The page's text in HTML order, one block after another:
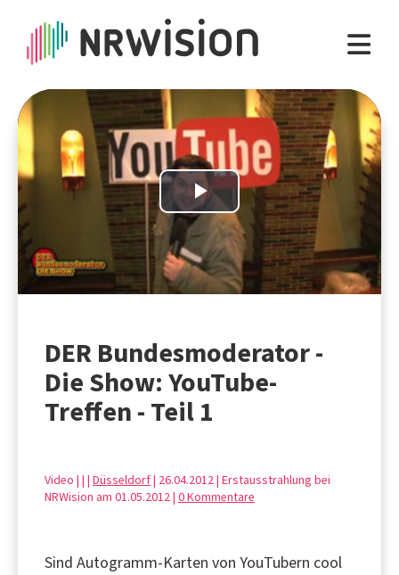
Play
Video
DER Bundesmoderator -
Die Show: YouTube-
Treffen - Teil 1
Video | | | Düsseldorf| 26.04.2012 | Erstausstrahlung bei
NRWision am 01.05.2012 | 0 Kommentare
Sind Autogramm-Karten von YouTubern cool